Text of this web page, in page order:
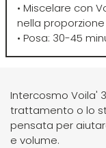
Hennatech
• Miscelare con
nella proporzione
• Posa: 30-45
Intercosmo Voila'
trattamento o lo
pensata per
e volume.